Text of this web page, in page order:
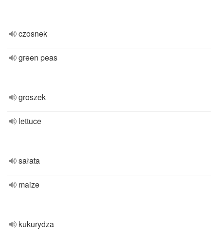
czosnek
green peas
groszek
lettuce
sałata
maize
kukurydza